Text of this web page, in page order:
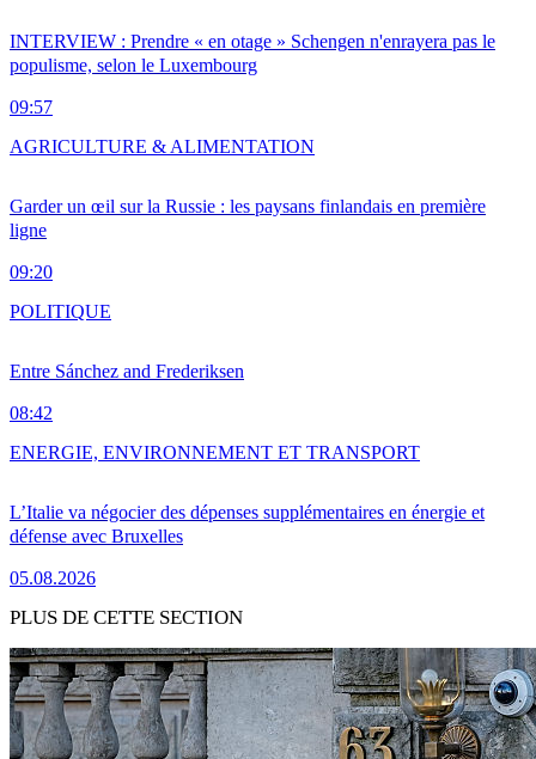
INTERVIEW : Prendre « en otage » Schengen n'enrayera pas le
populisme, selon le Luxembourg
09:57
Garder un œil sur la Russie : les paysans finlandais en première
ligne
09:20
AGRICULTURE & ALIMENTATION
Entre Sánchez and Frederiksen
08:42
POLITIQUE
L’Italie va négocier des dépenses supplémentaires en énergie et
défense avec Bruxelles
05.08.2026
ENERGIE, ENVIRONNEMENT ET TRANSPORT
PLUS DE CETTE SECTION